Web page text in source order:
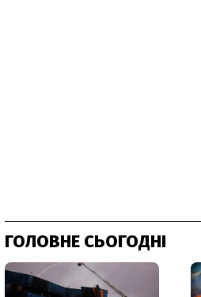
ГОЛОВНЕ СЬОГОДНІ